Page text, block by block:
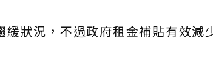
狀況，不過政府租金補貼有效減